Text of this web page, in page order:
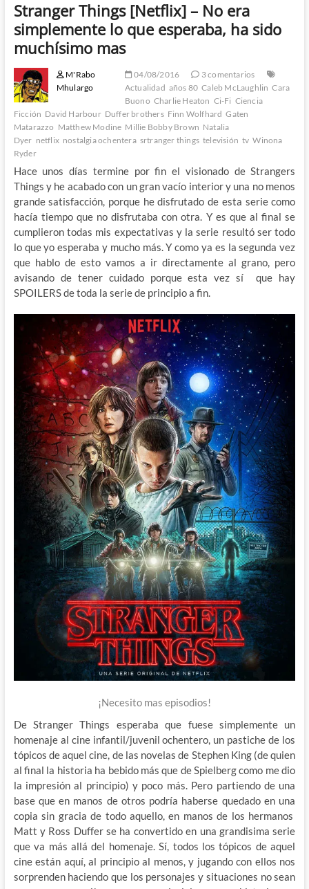
Stranger Things [Netflix] – No era
simplemente lo que esperaba, ha sido
muchísimo mas
M'Rabo
Mhulargo
04/08/2016
3 comentarios
Actualidad años 80 Caleb McLaughlin Cara
Buono Charlie Heaton Ci-Fi Ciencia
Ficción David Harbour Duffer brothers Finn Wolfhard Gaten
Matarazzo Matthew Modine Millie Bobby Brown Natalia
Dyer netflix nostalgia ochentera srtranger things televisión tv Winona
Ryder
Hace unos días termine por fin el visionado de Strangers
Things y he acabado con un gran vacío interior y una no menos
grande satisfacción, porque he disfrutado de esta serie como
hacía tiempo que no disfrutaba con otra. Y es que al final se
cumplieron todas mis expectativas y la serie resultó ser todo
lo que yo esperaba y mucho más. Y como ya es la segunda vez
que hablo de esto vamos a ir directamente al grano, pero
avisando de tener cuidado porque esta vez sí que hay
SPOILERS de toda la serie de principio a fin.
¡Necesito mas episodios!
De Stranger Things esperaba que fuese simplemente un
homenaje al cine infantil/juvenil ochentero, un pastiche de los
tópicos de aquel cine, de las novelas de Stephen King (de quien
al final la historia ha bebido más que de Spielberg como me dio
la impresión al principio) y poco más. Pero partiendo de una
base que en manos de otros podría haberse quedado en una
copia sin gracia de todo aquello, en manos de los hermanos
Matt y Ross Duffer se ha convertido en una grandisima serie
que va más allá del homenaje. Sí, todos los tópicos de aquel
cine están aquí, al principio al menos, y jugando con ellos nos
sorprenden haciendo que los personajes y situaciones no sean